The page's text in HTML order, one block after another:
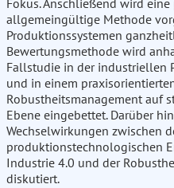
Fokus. Anschließend wird
allgemeingültige Methode
Produktionssystemen
Bewertungsmethode wird
Fallstudie in der industriellen
und in einem
Robustheitsmanagement auf
Ebene eingebettet. Darüber
Wechselwirkungen zwischen
produktionstechnologischen
Industrie 4.0 und der
diskutiert.